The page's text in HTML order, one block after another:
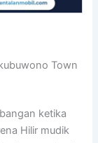
Town
ketika
Hilir mudik